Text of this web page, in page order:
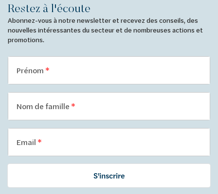
Restez à l'écoute
Abonnez-vous à notre newsletter et recevez des conseils, des
nouvelles intéressantes du secteur et de nombreuses actions et
promotions.
Prénom
Nom de famille
Email
S'inscrire